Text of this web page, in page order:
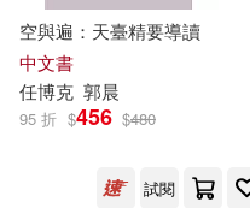
韓靜慧(13)
（德）赫爾曼·黑塞(13)
MIRARE(74)
世界知識出版社(74)
上海社會科學院出版
空與遍：天臺精要導讀
中文書
任博克 郭晨
95 折 $456 $480
試閱